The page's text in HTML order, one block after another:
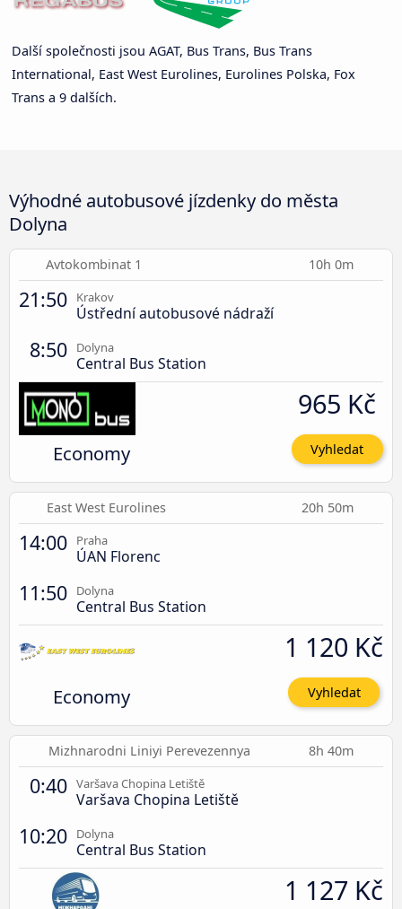
Další společnosti jsou AGAT, Bus Trans, Bus Trans
International, East West Eurolines, Eurolines Polska, Fox
Trans a 9 dalších.
Výhodné autobusové jízdenky do města
Dolyna
Avtokombinat 1 10h 0m
21:50 Krakov
Ústřední autobusové nádraží
8:50 Dolyna
Central Bus Station
Economy
965 Kč
Vyhledat
East West Eurolines 20h 50m
14:00 Praha
ÚAN Florenc
11:50 Dolyna
Central Bus Station
Economy
1 120 Kč
Vyhledat
Mizhnarodni Liniyi Perevezennya 8h 40m
0:40 Varšava Chopina Letiště
Varšava Chopina Letiště
10:20 Dolyna
Central Bus Station
1 127 Kč